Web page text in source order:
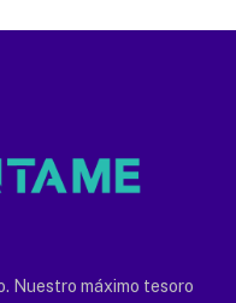
Nuestro máximo tesoro